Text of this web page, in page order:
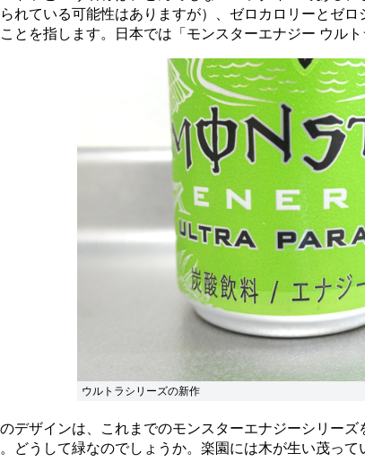
れている可能性はありますが）、ゼロカロリーとゼ
とを指します。日本では「モンスターエナジー ウル
ウルトラシリーズの新作
デザインは、これまでのモンスターエナジーシリーズ
どうして緑なのでしょうか。楽園には木が生い茂って